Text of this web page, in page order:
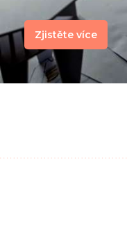
Zjistěte více